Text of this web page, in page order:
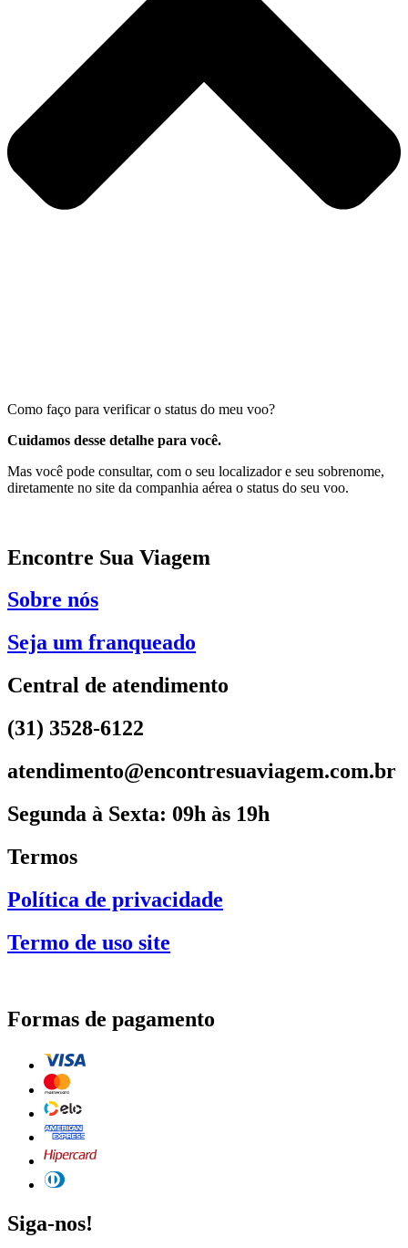
Como faço para verificar o status do meu voo?
Cuidamos desse detalhe para você.
Mas você pode consultar, com o seu localizador e seu sobrenome,
diretamente no site da companhia aérea o status do seu voo.
Encontre Sua Viagem
Sobre nós
Seja um franqueado
Central de atendimento
(31) 3528-6122
atendimento@encontresuaviagem.com.br
Segunda à Sexta: 09h às 19h
Termos
Política de privacidade
Termo de uso site
Formas de pagamento
Siga-nos!